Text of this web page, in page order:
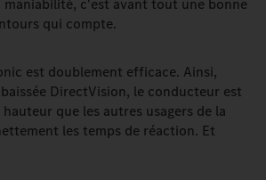
maniabilité, c'est avant tout une bonne
qui compte.
est doublement efficace. Ainsi,
DirectVision, le conducteur est
que les autres usagers de la
les temps de réaction. Et